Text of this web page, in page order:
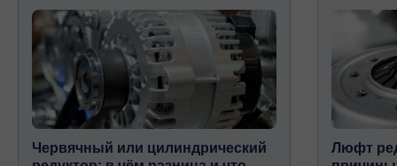
Червячный или цилиндрический
Люфт